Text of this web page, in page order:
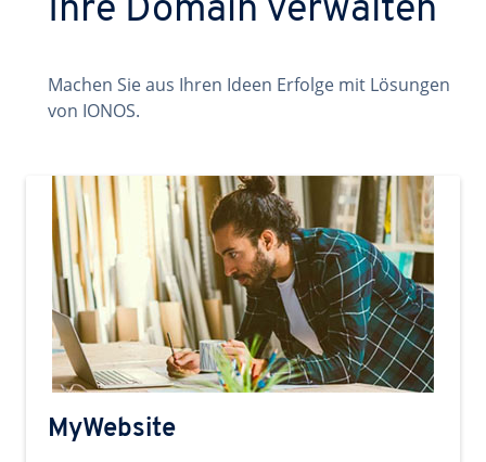
Ihre Domain verwalten
Machen Sie aus Ihren Ideen Erfolge mit Lösungen
von IONOS.
MyWebsite